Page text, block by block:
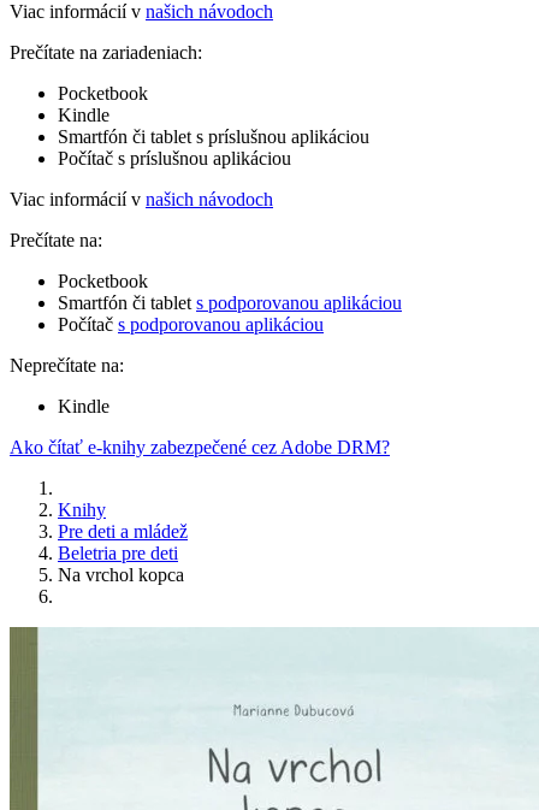
Viac informácií v našich návodoch
Prečítate na zariadeniach:
Pocketbook
Kindle
Smartfón či tablet s príslušnou aplikáciou
Počítač s príslušnou aplikáciou
Viac informácií v našich návodoch
Prečítate na:
Pocketbook
Smartfón či tablet s podporovanou aplikáciou
Počítač s podporovanou aplikáciou
Neprečítate na:
Kindle
Ako čítať e-knihy zabezpečené cez Adobe DRM?
Knihy
Pre deti a mládež
Beletria pre deti
Na vrchol kopca